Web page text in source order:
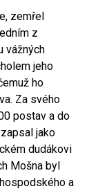
zemřel
z
vážných
jeho
ho
Za svého
postav a do
jako
dudákovi
Mošna byl
a